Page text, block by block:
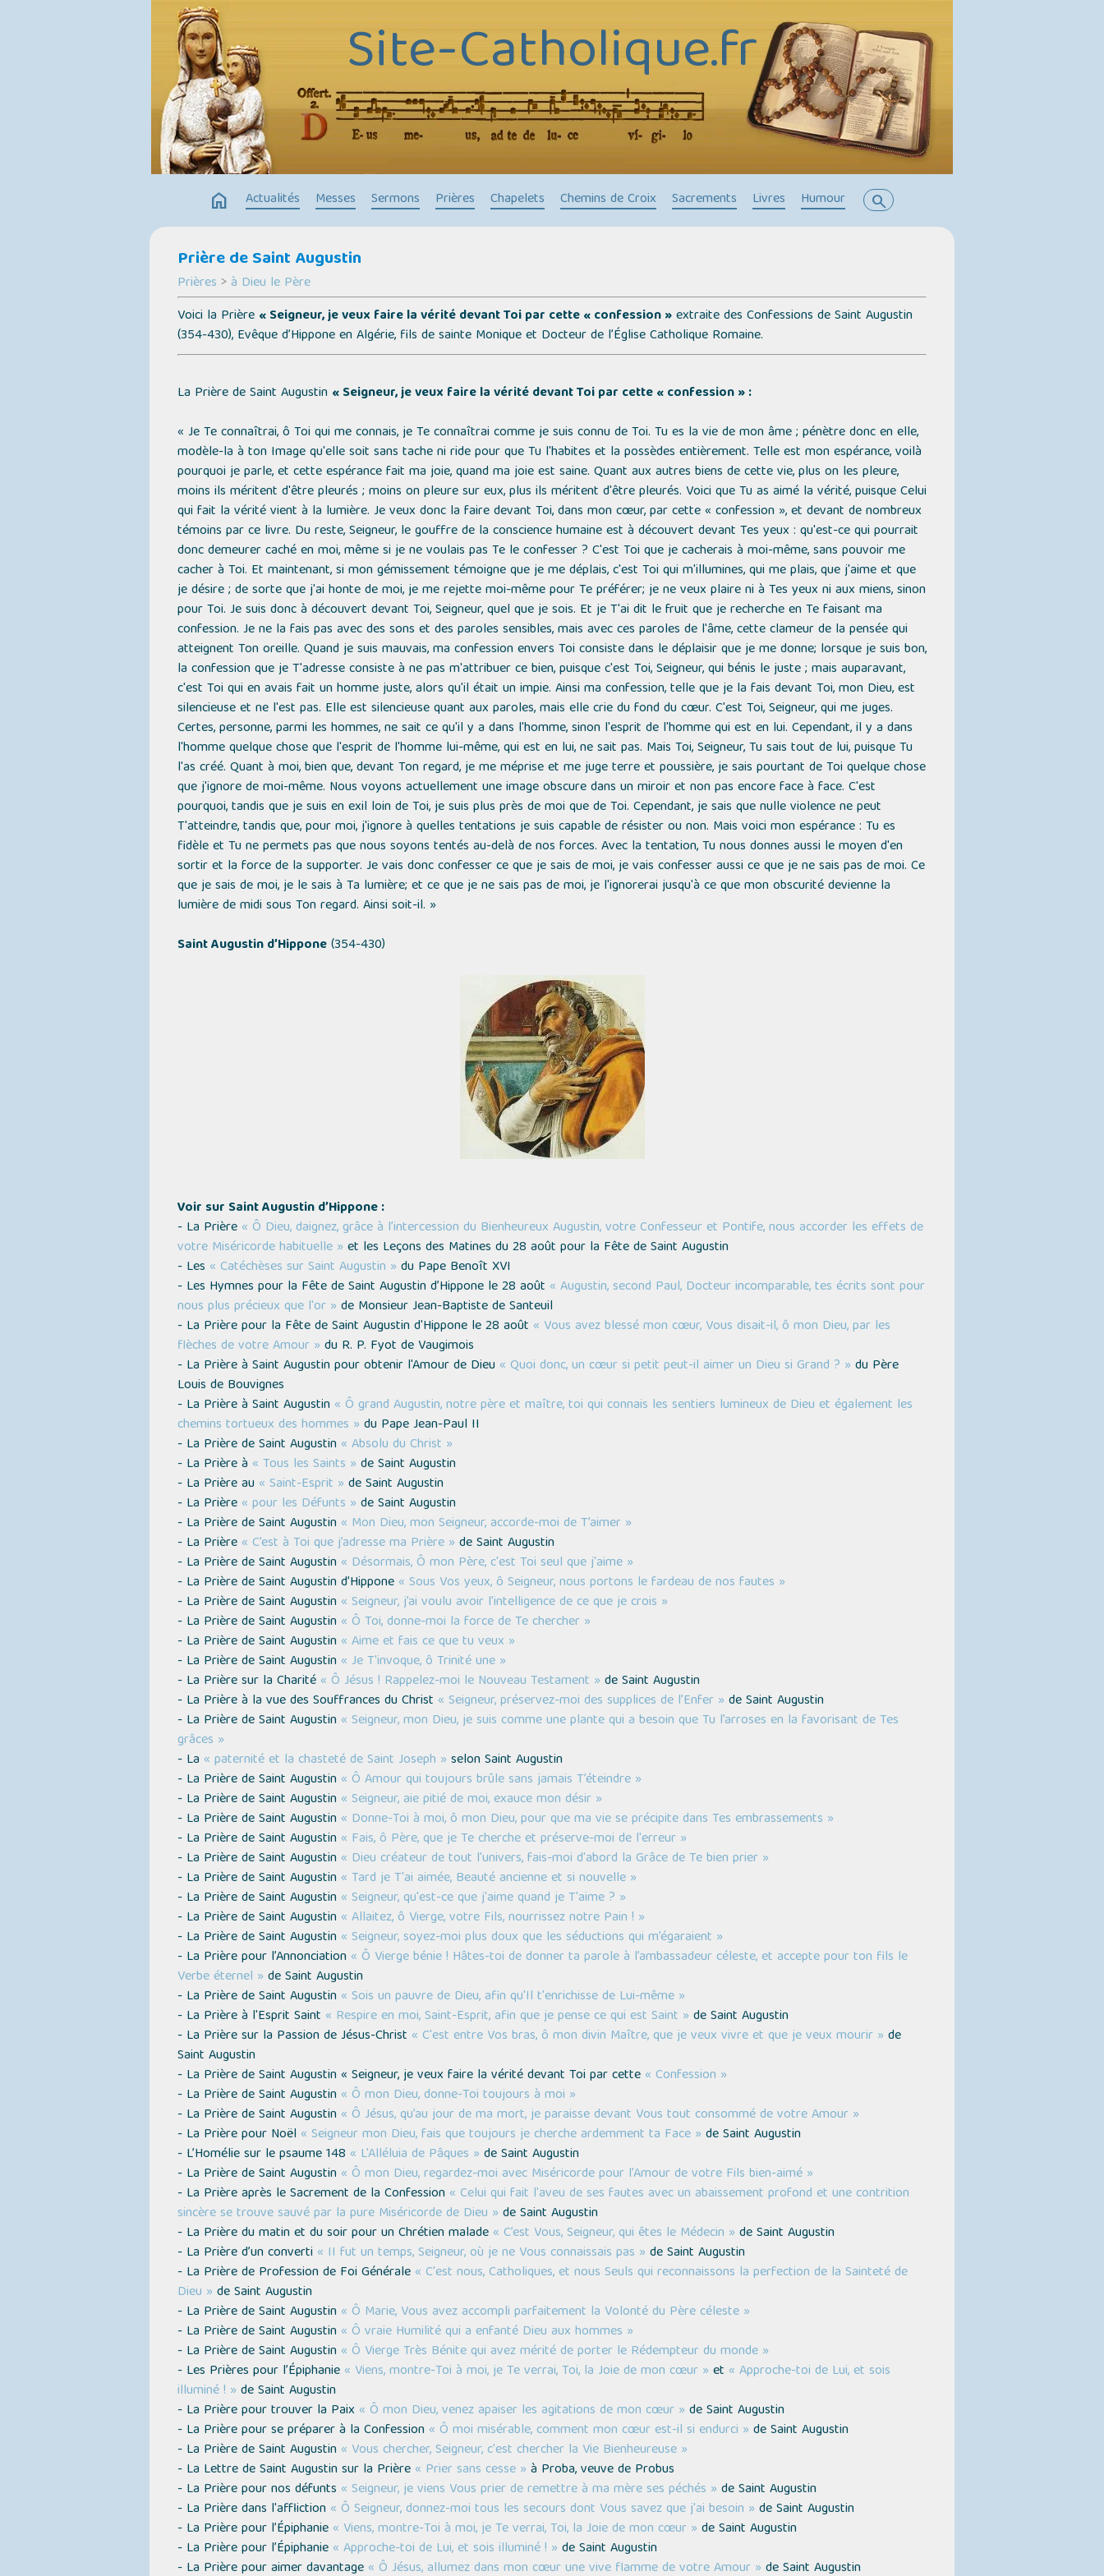
Site-Catholique.fr
home Actualités Messes Sermons Prières Chapelets Chemins de Croix Sacrements Livres Humour search
Prière de Saint Augustin
Prières > à Dieu le Père
Voici la Prière « Seigneur, je veux faire la vérité devant Toi par cette « confession »extraite des Confessions de Saint Augustin
(354-430), Evêque d’Hippone en Algérie, fils de sainte Monique et Docteur de l’Église Catholique Romaine.
La Prière de Saint Augustin « Seigneur, je veux faire la vérité devant Toi par cette « confession » :
« Je Te connaîtrai, ô Toi qui me connais, je Te connaîtrai comme je suis connu de Toi. Tu es la vie de mon âme ; pénètre donc en elle,
modèle-la à ton Image qu'elle soit sans tache ni ride pour que Tu l'habites et la possèdes entièrement. Telle est mon espérance, voilà
pourquoi je parle, et cette espérance fait ma joie, quand ma joie est saine. Quant aux autres biens de cette vie, plus on les pleure,
moins ils méritent d'être pleurés ; moins on pleure sur eux, plus ils méritent d'être pleurés. Voici que Tu as aimé la vérité, puisque Celui
qui fait la vérité vient à la lumière. Je veux donc la faire devant Toi, dans mon cœur, par cette « confession », et devant de nombreux
témoins par ce livre. Du reste, Seigneur, le gouffre de la conscience humaine est à découvert devant Tes yeux : qu'est-ce qui pourrait
donc demeurer caché en moi, même si je ne voulais pas Te le confesser ? C'est Toi que je cacherais à moi-même, sans pouvoir me
cacher à Toi. Et maintenant, si mon gémissement témoigne que je me déplais, c'est Toi qui m'illumines, qui me plais, que j'aime et que
je désire ; de sorte que j'ai honte de moi, je me rejette moi-même pour Te préférer; je ne veux plaire ni à Tes yeux ni aux miens, sinon
pour Toi. Je suis donc à découvert devant Toi, Seigneur, quel que je sois. Et je T'ai dit le fruit que je recherche en Te faisant ma
confession. Je ne la fais pas avec des sons et des paroles sensibles, mais avec ces paroles de l'âme, cette clameur de la pensée qui
atteignent Ton oreille. Quand je suis mauvais, ma confession envers Toi consiste dans le déplaisir que je me donne; lorsque je suis bon,
la confession que je T'adresse consiste à ne pas m'attribuer ce bien, puisque c'est Toi, Seigneur, qui bénis le juste ; mais auparavant,
c'est Toi qui en avais fait un homme juste, alors qu'il était un impie. Ainsi ma confession, telle que je la fais devant Toi, mon Dieu, est
silencieuse et ne l'est pas. Elle est silencieuse quant aux paroles, mais elle crie du fond du cœur. C'est Toi, Seigneur, qui me juges.
Certes, personne, parmi les hommes, ne sait ce qu'il y a dans l'homme, sinon l'esprit de l'homme qui est en lui. Cependant, il y a dans
l'homme quelque chose que l'esprit de l'homme lui-même, qui est en lui, ne sait pas. Mais Toi, Seigneur, Tu sais tout de lui, puisque Tu
l'as créé. Quant à moi, bien que, devant Ton regard, je me méprise et me juge terre et poussière, je sais pourtant de Toi quelque chose
que j'ignore de moi-même. Nous voyons actuellement une image obscure dans un miroir et non pas encore face à face. C'est
pourquoi, tandis que je suis en exil loin de Toi, je suis plus près de moi que de Toi. Cependant, je sais que nulle violence ne peut
T'atteindre, tandis que, pour moi, j'ignore à quelles tentations je suis capable de résister ou non. Mais voici mon espérance : Tu es
fidèle et Tu ne permets pas que nous soyons tentés au-delà de nos forces. Avec la tentation, Tu nous donnes aussi le moyen d'en
sortir et la force de la supporter. Je vais donc confesser ce que je sais de moi, je vais confesser aussi ce que je ne sais pas de moi. Ce
que je sais de moi, je le sais à Ta lumière; et ce que je ne sais pas de moi, je l'ignorerai jusqu'à ce que mon obscurité devienne la
lumière de midi sous Ton regard. Ainsi soit-il. »
Saint Augustin d’Hippone(354-430)
Voir sur Saint Augustin d’Hippone :
- La Prière « Ô Dieu, daignez, grâce à l’intercession du Bienheureux Augustin, votre Confesseur et Pontife, nous accorder les effets de
votre Miséricorde habituelle » et les Leçons des Matines du 28 août pour la Fête de Saint Augustin
- Les « Catéchèses sur Saint Augustin » du Pape Benoît XVI
- Les Hymnes pour la Fête de Saint Augustin d’Hippone le 28 août « Augustin, second Paul, Docteur incomparable, tes écrits sont pour
nous plus précieux que l'or » de Monsieur Jean-Baptiste de Santeuil
- La Prière pour la Fête de Saint Augustin d'Hippone le 28 août « Vous avez blessé mon cœur, Vous disait-il, ô mon Dieu, par les
flèches de votre Amour » du R. P. Fyot de Vaugimois
- La Prière à Saint Augustin pour obtenir l'Amour de Dieu « Quoi donc, un cœur si petit peut-il aimer un Dieu si Grand ? » du Père
Louis de Bouvignes
- La Prière à Saint Augustin « Ô grand Augustin, notre père et maître, toi qui connais les sentiers lumineux de Dieu et également les
chemins tortueux des hommes » du Pape Jean-Paul II
- La Prière de Saint Augustin« Absolu du Christ »
- La Prière à « Tous les Saints » de Saint Augustin
- La Prière au « Saint-Esprit » de Saint Augustin
- La Prière« pour les Défunts » de Saint Augustin
- La Prière de Saint Augustin « Mon Dieu, mon Seigneur, accorde-moi de T’aimer »
- La Prière « C’est à Toi que j’adresse ma Prière » de Saint Augustin
- La Prière de Saint Augustin « Désormais, Ô mon Père, c'est Toi seul que j'aime »
- La Prière de Saint Augustin d’Hippone « Sous Vos yeux, ô Seigneur, nous portons le fardeau de nos fautes »
- La Prière de Saint Augustin « Seigneur, j’ai voulu avoir l’intelligence de ce que je crois »
- La Prière de Saint Augustin « Ô Toi, donne-moi la force de Te chercher »
- La Prière de Saint Augustin « Aime et fais ce que tu veux »
- La Prière de Saint Augustin « Je T'invoque, ô Trinité une »
- La Prière sur la Charité « Ô Jésus ! Rappelez-moi le Nouveau Testament » de Saint Augustin
- La Prière à la vue des Souffrances du Christ « Seigneur, préservez-moi des supplices de l’Enfer » de Saint Augustin
- La Prière de Saint Augustin « Seigneur, mon Dieu, je suis comme une plante qui a besoin que Tu l’arroses en la favorisant de Tes
grâces »
- La « paternité et la chasteté de Saint Joseph » selon Saint Augustin
- La Prière de Saint Augustin « Ô Amour qui toujours brûle sans jamais T’éteindre »
- La Prière de Saint Augustin « Seigneur, aie pitié de moi, exauce mon désir »
- La Prière de Saint Augustin « Donne-Toi à moi, ô mon Dieu, pour que ma vie se précipite dans Tes embrassements »
- La Prière de Saint Augustin « Fais, ô Père, que je Te cherche et préserve-moi de l'erreur »
- La Prière de Saint Augustin « Dieu créateur de tout l'univers, fais-moi d'abord la Grâce de Te bien prier »
- La Prière de Saint Augustin « Tard je T'ai aimée, Beauté ancienne et si nouvelle »
- La Prière de Saint Augustin « Seigneur, qu'est-ce que j'aime quand je T'aime ? »
- La Prière de Saint Augustin « Allaitez, ô Vierge, votre Fils, nourrissez notre Pain ! »
- La Prière de Saint Augustin « Seigneur, soyez-moi plus doux que les séductions qui m’égaraient »
- La Prière pour l’Annonciation « Ô Vierge bénie ! Hâtes-toi de donner ta parole à l’ambassadeur céleste, et accepte pour ton fils le
Verbe éternel » de Saint Augustin
- La Prière de Saint Augustin « Sois un pauvre de Dieu, afin qu'Il t'enrichisse de Lui-même »
- La Prière à l'Esprit Saint « Respire en moi, Saint-Esprit, afin que je pense ce qui est Saint » de Saint Augustin
- La Prière sur la Passion de Jésus-Christ « C'est entre Vos bras, ô mon divin Maître, que je veux vivre et que je veux mourir » de
Saint Augustin
- La Prière de Saint Augustin « Seigneur, je veux faire la vérité devant Toi par cette « Confession »
- La Prière de Saint Augustin « Ô mon Dieu, donne-Toi toujours à moi »
- La Prière de Saint Augustin « Ô Jésus, qu’au jour de ma mort, je paraisse devant Vous tout consommé de votre Amour »
- La Prière pour Noël « Seigneur mon Dieu, fais que toujours je cherche ardemment ta Face » de Saint Augustin
- L’Homélie sur le psaume 148 « L'Alléluia de Pâques » de Saint Augustin
- La Prière de Saint Augustin « Ô mon Dieu, regardez-moi avec Miséricorde pour l’Amour de votre Fils bien-aimé »
- La Prière après le Sacrement de la Confession « Celui qui fait l'aveu de ses fautes avec un abaissement profond et une contrition
sincère se trouve sauvé par la pure Miséricorde de Dieu » de Saint Augustin
- La Prière du matin et du soir pour un Chrétien malade « C’est Vous, Seigneur, qui êtes le Médecin » de Saint Augustin
- La Prière d’un converti « II fut un temps, Seigneur, où je ne Vous connaissais pas » de Saint Augustin
- La Prière de Profession de Foi Générale « C'est nous, Catholiques, et nous Seuls qui reconnaissons la perfection de la Sainteté de
Dieu » de Saint Augustin
- La Prière de Saint Augustin « Ô Marie, Vous avez accompli parfaitement la Volonté du Père céleste »
- La Prière de Saint Augustin « Ô vraie Humilité qui a enfanté Dieu aux hommes »
- La Prière de Saint Augustin « Ô Vierge Très Bénite qui avez mérité de porter le Rédempteur du monde »
- Les Prières pour l’Épiphanie « Viens, montre-Toi à moi, je Te verrai, Toi, la Joie de mon cœur » et « Approche-toi de Lui, et sois
illuminé ! » de Saint Augustin
- La Prière pour trouver la Paix « Ô mon Dieu, venez apaiser les agitations de mon cœur » de Saint Augustin
- La Prière pour se préparer à la Confession « Ô moi misérable, comment mon cœur est-il si endurci » de Saint Augustin
- La Prière de Saint Augustin « Vous chercher, Seigneur, c'est chercher la Vie Bienheureuse »
- La Lettre de Saint Augustin sur la Prière « Prier sans cesse » à Proba, veuve de Probus
- La Prière pour nos défunts « Seigneur, je viens Vous prier de remettre à ma mère ses péchés » de Saint Augustin
- La Prière dans l'affliction « Ô Seigneur, donnez-moi tous les secours dont Vous savez que j'ai besoin » de Saint Augustin
- La Prière pour l’Épiphanie « Viens, montre-Toi à moi, je Te verrai, Toi, la Joie de mon cœur » de Saint Augustin
- La Prière pour l’Épiphanie « Approche-toi de Lui, et sois illuminé ! » de Saint Augustin
- La Prière pour aimer davantage « Ô Jésus, allumez dans mon cœur une vive flamme de votre Amour » de Saint Augustin